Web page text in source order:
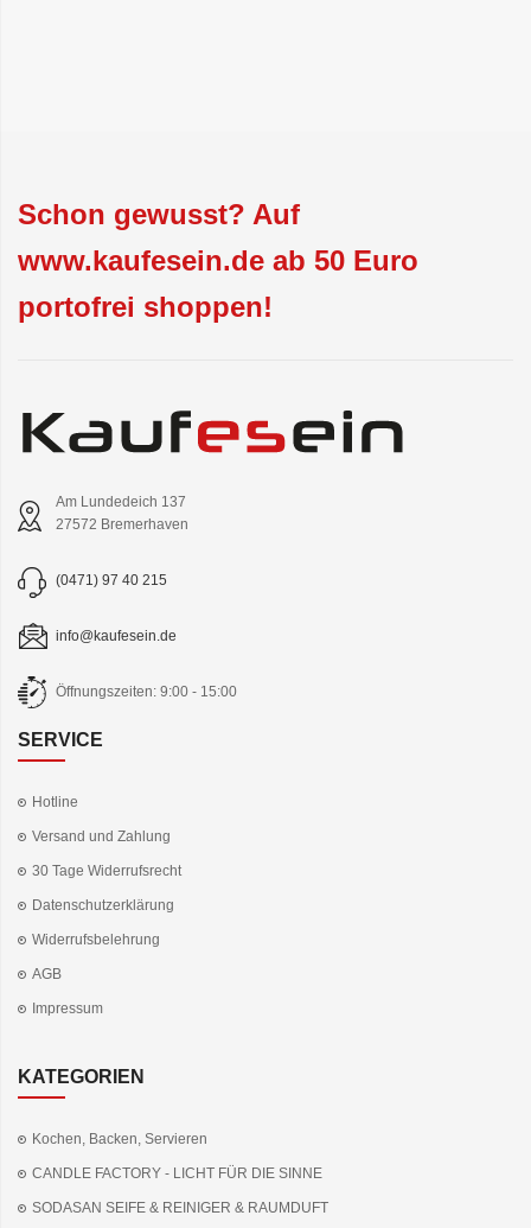
Schon gewusst? Auf
www.kaufesein.de ab 50 Euro
portofrei shoppen!
Am Lundedeich 137
27572 Bremerhaven
(0471) 97 40 215
info@kaufesein.de
Öffnungszeiten: 9:00 - 15:00
SERVICE
Hotline
Versand und Zahlung
30 Tage Widerrufsrecht
Datenschutzerklärung
Widerrufsbelehrung
AGB
Impressum
KATEGORIEN
Kochen, Backen, Servieren
CANDLE FACTORY - LICHT FÜR DIE SINNE
SODASAN SEIFE & REINIGER & RAUMDUFT